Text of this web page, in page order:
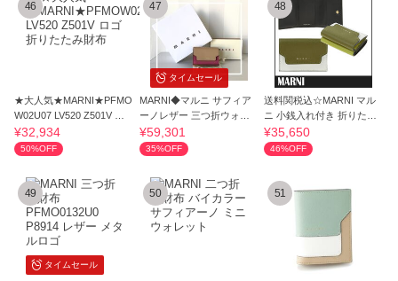
46
★大人気★MARNI★PFMO
W02U07 LV520 Z501V ロ
ゴ 折りたたみ財布
¥32,934
50%OFF
タイムセール
47
MARNI◆マルニ サフィア
ーノレザー 三つ折ウォレ
ット 国内即発
¥59,301
35%OFF
48
送料関税込☆MARNI マル
ニ 小銭入れ付き 折りたた
み財布☆超人気
¥35,650
46%OFF
タイムセール
49 50 51